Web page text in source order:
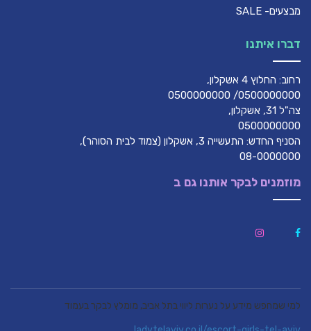
רחוב: החלוץ 4 אשקלון,
0500000000/ 0500000000
צה"ל 31, אשקלון,
0500000000
הסניף החדש: התעשייה 3, אשקלון (צמוד לבית הסוהר),
08-0000000
למי שמחפש מידע על נערות ליווי בתל אביב, מומלץ לבקר בעמוד